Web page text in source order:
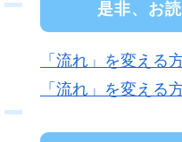
是非、お
「流れ」を変える
「流れ」を変える